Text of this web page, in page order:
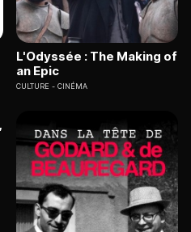
L'Odyssée : The Making of
an Epic
CULTURE CINÉMA